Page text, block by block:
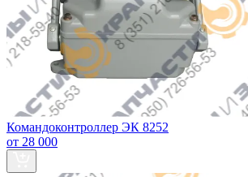
Командоконтроллер ЭК 8252
от 28 000